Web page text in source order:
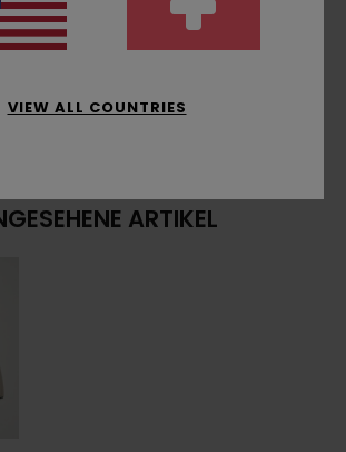
[Hauptstoff] 100 % recyceltes
ARTIKEL
VIEW ALL COUNTRIES